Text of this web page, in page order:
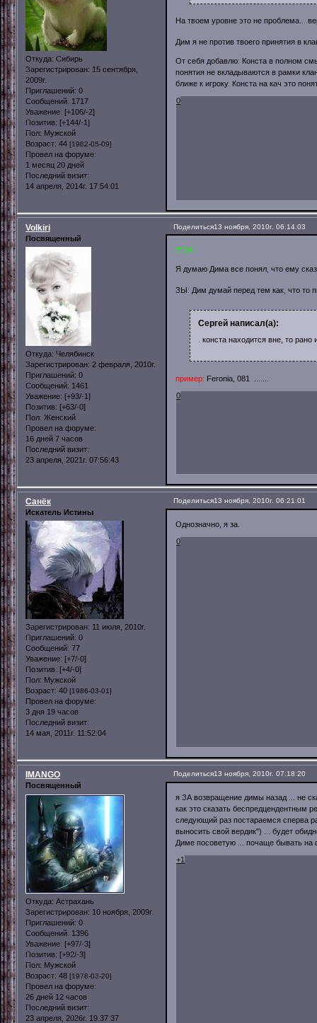
Откуда: Сибирь
Зарегистрирован: 15 сентября,
2009г.
Приглашений: 0
Сообщений: 1717
Уважение: [+106/-2]
Позитив: [+144/-1]
Пол: Мужской
Возраст: 44 [1982-05-09]
Провел на форуме:
1 месяц 20 дней
Последний визит:
14 апреля, 2014г. 17:54:01
На твоем уровне это не
Дим я не против твоего принятия в
От себя добавлю: Конста в полном
понятия не вкладываются в рамки
ближе к игроку. Конста на кач это
0
Поделиться13 ноября, 2010г. 06:14:03
Volkiri
Посвященный
Откуда: Челябинск
Зарегистрирован: 2 февраля, 2010г.
Приглашений: 0
Сообщений: 1461
Уважение: [+93/-1]
Позитив: [+63/-0]
Пол: Женский
Провел на форуме:
16 дней 7 часов
Последний визит:
23 апреля, 2021г. 07:56:43
Я ЗА
Я думаю Дима все понял, что ему
ЗЫ: Дим думай перед тем как, что то
Сергей написал(а):
. конста находится вне, то
пример: Feronia, 081 .......
0
Поделиться13 ноября, 2010г. 06:21:01
Санёк
Искатель Истины
Зарегистрирован: 11 июля, 2010г.
Приглашений: 0
Сообщений: 77
Уважение: [+7/-0]
Позитив: [+4/-0]
Пол: Мужской
Возраст: 40 [1986-03-01]
Провел на форуме:
3 дня 19 часов
Последний визит:
14 мая, 2011г. 11:52:04
Однозначно, я за.
0
Поделиться13 ноября, 2010г. 07:18:20
IMANGO
Посвященный
Откуда: Астрахань
Зарегистрирован: 10 ноября, 2009г.
Приглашений: 0
Сообщений: 1396
Уважение: [+97/-3]
Позитив: [+92/-3]
Пол: Мужской
Возраст: 48 [1978-03-20]
Провел на форуме:
26 дней 12 часов
Последний визит:
23 апреля, 2026г. 19:37:37
я ЗА возвращение димы назад ... не
как это сказать беспредцендентным
следующий раз постараемся сперва
выносить свой вердик") ... будет
Диме посоветую ... почаще бывать на
+1